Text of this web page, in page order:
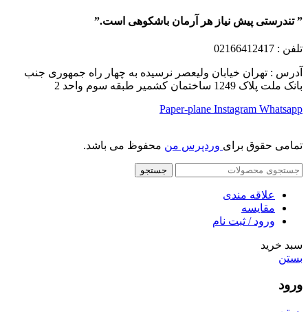
” تندرستی پیش نیاز هر آرمان باشکوهی است.”
تلفن : 02166412417
آدرس : تهران خیابان ولیعصر نرسیده به چهار راه جمهوری جنب
بانک ملت پلاک 1249 ساختمان کشمیر طبقه سوم واحد 2
Paper-plane Instagram Whatsapp
تمامی حقوق برای وردپرس من محفوظ می باشد.
جستجو
علاقه مندی
مقایسه
ورود / ثبت نام
سبد خرید
بستن
ورود